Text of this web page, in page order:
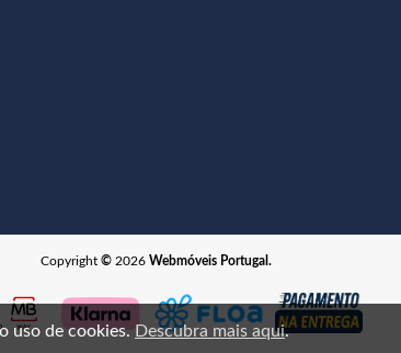
Copyright ©2026 Webmóveis Portugal.
uso de cookies.Descubra mais aqui.